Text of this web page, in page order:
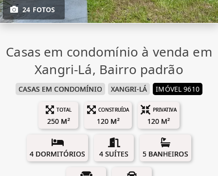
24 FOTOS
Casas em condomínio à venda em
Xangri-Lá, Bairro padrão
CASAS EM CONDOMÍNIO XANGRI-LÁ IMÓVEL 9610
TOTAL
250 M²
CONSTRUÍDA
120 M²
PRIVATIVA
120 M²
4 DORMITÓRIOS 4 SUÍTES 5 BANHEIROS